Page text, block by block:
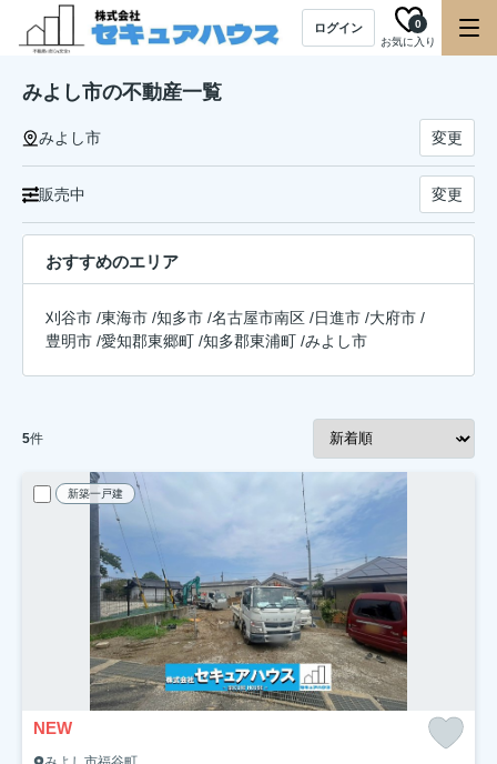
ログイン
お気に入り
0
みよし市の不動産一覧
みよし市 変更
販売中 変更
おすすめのエリア
刈谷市 /東海市 /知多市 /名古屋市南区 /日進市 /大府市 /
豊明市 /愛知郡東郷町 /知多郡東浦町 /みよし市
5件
新築一戸建
NEW